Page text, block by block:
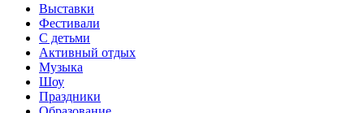
Выставки
Фестивали
С детьми
Активный отдых
Музыка
Шоу
Праздники